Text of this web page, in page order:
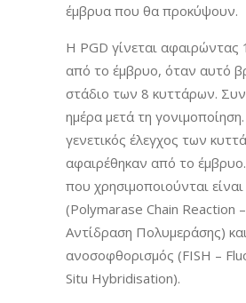
έμβρυα που θα προκύψουν.
Η PGD γίνεται αφαιρώντας
από το έμβρυο, όταν αυτό
στάδιο των 8 κυττάρων.
ημέρα μετά τη
γενετικός έλεγχος των
αφαιρέθηκαν από το
που χρησιμοποιούνται είναι
(Polymarase Chain Reaction
Αντίδραση Πολυμεράσης)
ανοσοφθορισμός (FISH –
Situ Hybridisation).